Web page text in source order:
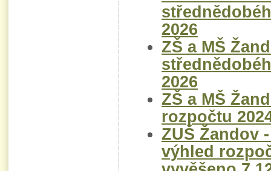
2026
ZŠ a MŠ
2026
ZŠ a MŠ
rozpočtu
ZUŠ Žandov
výhled